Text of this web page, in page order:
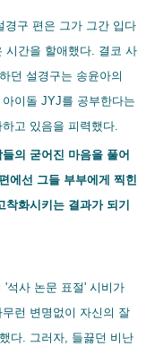
경구 편은 그가 그간 입다
시간을 할애했다. 결코 사
던 설경구는 송윤아의
이돌 JYJ를 공부한다는
고 있음을 피력했다.
의 굳어진 마음을 풀어
에선 그들 부부에게 찍힌
화시키는 결과가 되기
석사 논문 표절' 시비가
런 변명없이 자신의 잘
다. 그러자, 들끓던 비난